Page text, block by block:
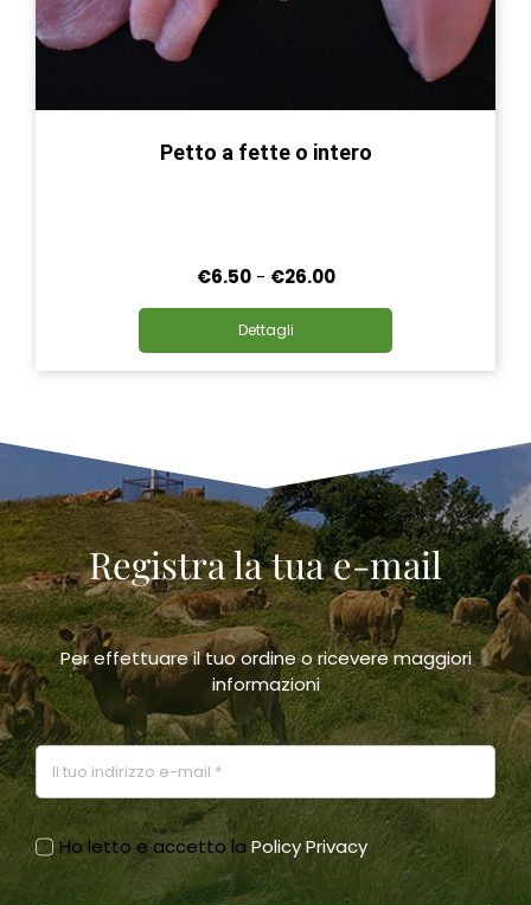
Petto a fette o intero
€6.50 - €26.00Fascia
da
€6.50
ha
Le
possono
essere
scelte
nella
pagina
del
prodotto
Dettagli
Registra la tua e-mail
Per effettuare il tuo ordine o ricevere maggiori
informazioni
Ho letto e accetto laPolicy Privacy